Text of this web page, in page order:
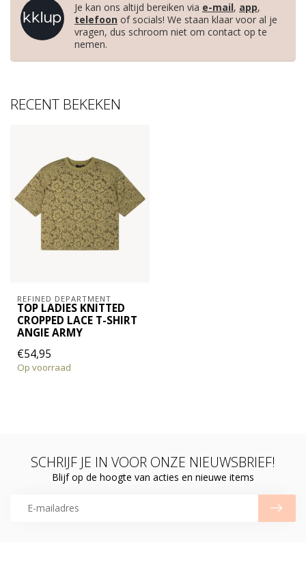
Je kan ons altijd bereiken via e-mail, app,
telefoon of socials! We staan klaar voor al je
vragen, dus schroom niet om contact op te
nemen.
RECENT BEKEKEN
REFINED DEPARTMENT
TOP LADIES KNITTED
CROPPED LACE T-SHIRT
ANGIE ARMY
€54,95
Op voorraad
SCHRIJF JE IN VOOR ONZE NIEUWSBRIEF!
Blijf op de hoogte van acties en nieuwe items